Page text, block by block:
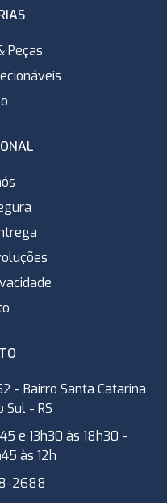
Peças
- Bairro Santa Catarina
Sul - RS
e 13h30 às 18h30 -
às 12h
2688